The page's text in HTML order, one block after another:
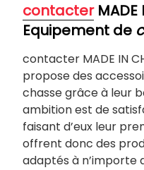
contacterMADE
Equipement de
contacter MADE IN
propose des
chasse grâce à leur
ambition est de
faisant d’eux leur
offrent donc des
adaptés à n’importe